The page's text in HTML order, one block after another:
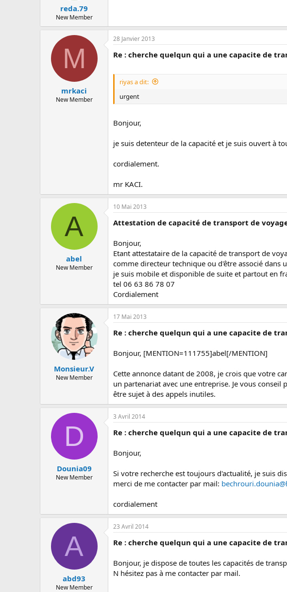
reda.79
New Member
M
mrkaci
New Member
28 Janvier 2013
Re : cherche quelqun qui a une capacite de
riyas a dit:
urgent
Bonjour,
je suis detenteur de la capacité et je suis ouvert à
cordialement.
mr KACI.
A
abel
New Member
10 Mai 2013
Attestation de capacité de transport de
Bonjour,
Etant attestataire de la capacité de transport de
comme directeur technique ou d'être associé dans
je suis mobile et disponible de suite et partout en
tel 06 63 86 78 07
Cordialement
Monsieur.V
New Member
17 Mai 2013
Re : cherche quelqun qui a une capacite de
Bonjour, [MENTION=111755]abel[/MENTION]
Cette annonce datant de 2008, je crois que votre
un partenariat avec une entreprise. Je vous
être sujet à des appels inutiles.
D
Dounia09
New Member
3 Avril 2014
Re : cherche quelqun qui a une capacite de
Bonjour,
Si votre recherche est toujours d'actualité, je suis
merci de me contacter par mail:
cordialement
A
abd93
New Member
23 Avril 2014
Re : cherche quelqun qui a une capacite de
Bonjour, je dispose de toutes les capacités de
N hésitez pas à me contacter par mail.